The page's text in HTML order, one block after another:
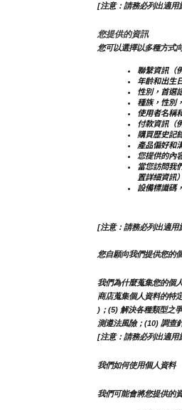
[注意：請務必列出適用
您提供的資訊
您可以選擇以多種方式
聯繫資訊（
年齡和出生
性別，首選
種族，性別
使用者名稱
付款資訊（
購買歷史記
產品偏好和
您提供的內
當您訪問我
置詳細資訊
設備標識碼
[注意：請務必列出適用
您自願向我們提供您的
我們為什麼蒐集您的個
商店蒐集個人資料的特
)；(5) 解決各種類型之
測遵法風險；(10) 調查
[注意：請務必列出適用
我們如何使用個人資料
我們可能會將您提供的